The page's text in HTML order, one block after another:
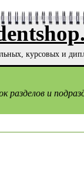
курсовых и
разделов и